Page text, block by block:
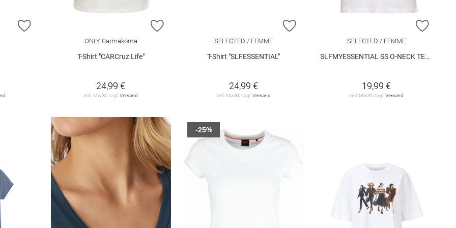
ZUR WUNSCHLISTE HINZUFÜGEN ZUR WUNSCHLISTE HINZUFÜGEN
ONLY Carmakoma
T-Shirt "CARCruz Life"
24,99 €
inkl. MwSt. zzgl.Versand
SELECTED / FEMME
T-Shirt "SLFESSENTIAL"
24,99 €
inkl. MwSt. zzgl.Versand
ZUR
SELECTED / FEMME
SLFMYESSENTIAL SS O-NECK TEE NOOS
19,99 €
inkl. MwSt. zzgl.Versand
-25%